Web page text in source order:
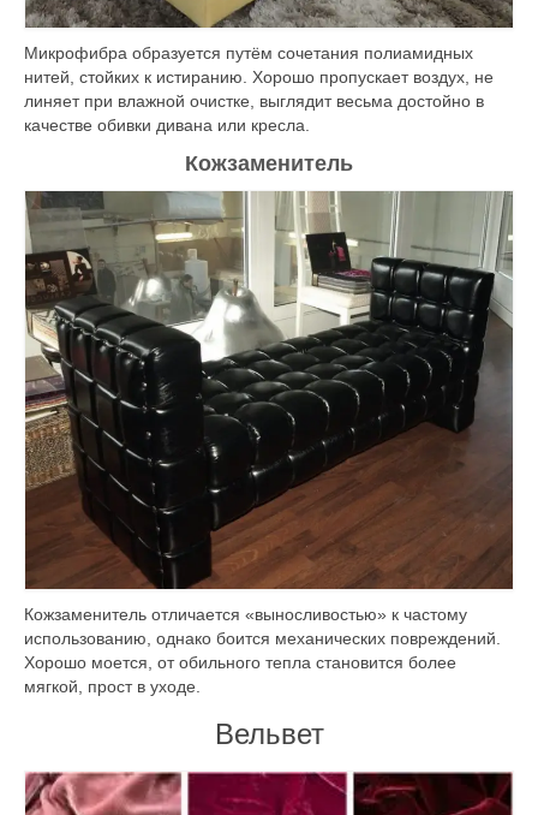
Микрофибра образуется путём сочетания полиамидных
нитей, стойких к истиранию. Хорошо пропускает воздух, не
линяет при влажной очистке, выглядит весьма достойно в
качестве обивки дивана или кресла.
Кожзаменитель
Кожзаменитель отличается «выносливостью» к частому
использованию, однако боится механических повреждений.
Хорошо моется, от обильного тепла становится более
мягкой, прост в уходе.
Вельвет